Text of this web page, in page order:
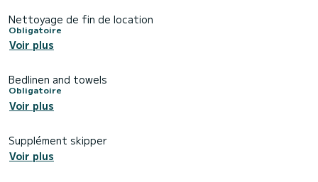
Nettoyage de fin de location
Obligatoire
Voir plus
Bedlinen and towels
Obligatoire
Voir plus
Supplément skipper
Voir plus